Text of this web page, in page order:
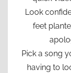
Look
feet
Pick a song
having to